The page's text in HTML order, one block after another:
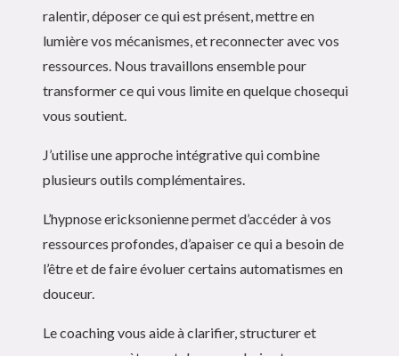
ralentir, déposer ce qui est présent, mettre en
lumière vos mécanismes, et reconnecter avec vos
ressources. Nous travaillons ensemble pour
transformer ce qui vous limite en quelque chosequi
vous soutient.
J’utilise une approche intégrative qui combine
plusieurs outils complémentaires.
L’hypnose ericksonienne permet d’accéder à vos
ressources profondes, d’apaiser ce qui a besoin de
l’être et de faire évoluer certains automatismes en
douceur.
Le coaching vous aide à clarifier, structurer et